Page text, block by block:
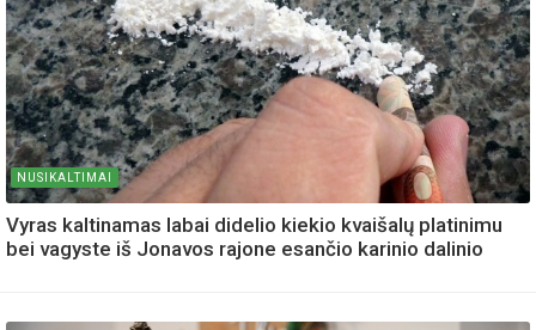
NUSIKALTIMAI
Vyras kaltinamas labai didelio kiekio kvaišalų platinimu
bei vagyste iš Jonavos rajone esančio karinio dalinio